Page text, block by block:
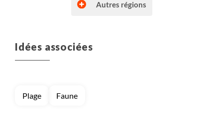
Voyage
Lombok (Indonésie)
Autres régions
Idées associées
Plage Faune